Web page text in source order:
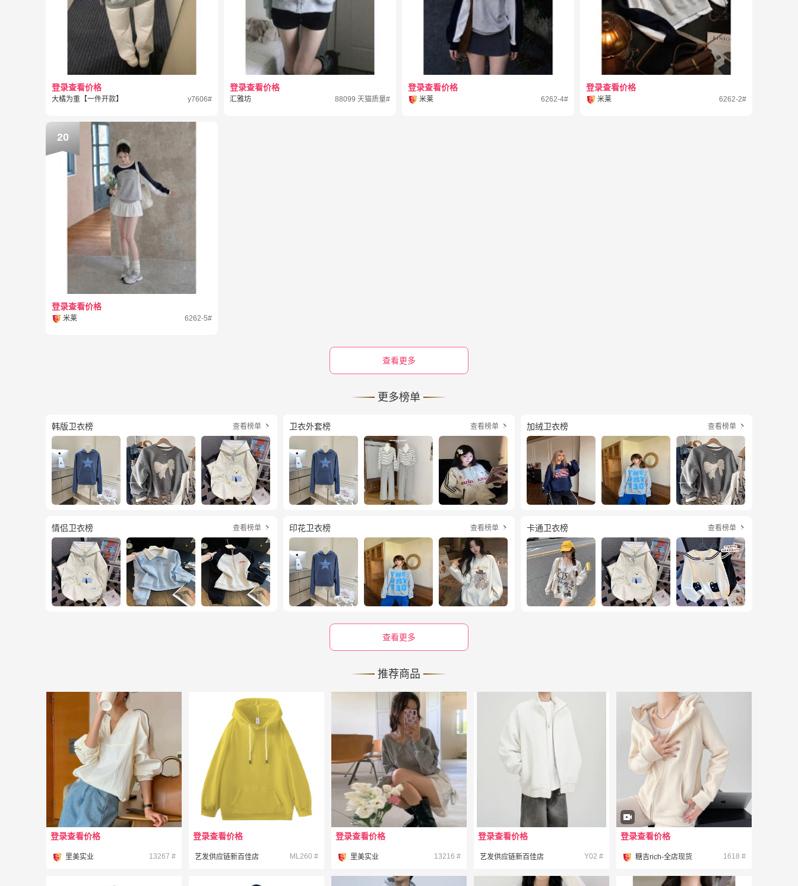
登录查看价格
大橘为重【一件开款】 y7606#
登录查看价格
汇雅坊 88099 天猫质量#
登录查看价格
米莱 6262-4#
登录查看价格
米莱 6262-2#
登录查看价格
米莱 6262-5#
20
查看更多
更多榜单
韩版卫衣榜 查看榜单  卫衣外套榜 查看榜单  加绒卫衣榜 查看榜单 
情侣卫衣榜 查看榜单  印花卫衣榜 查看榜单  卡通卫衣榜 查看榜单 
查看更多
推荐商品
¥
里美实业 13267 #
登录查看价格 ¥
艺发供应链新百佳店 ML260 #
登录查看价格 ¥
里美实业 13216 #
登录查看价格 ¥
艺发供应链新百佳店 Y02 #
登录查看价格 ¥
糖吉rich-全店现货 1618 #
登录查看价格